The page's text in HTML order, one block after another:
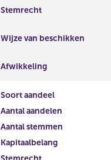
e
u
t
a
t
Stemrecht
Wijze van beschikken
Afwikkeling
Soort aandeel
Aantal aandelen
Aantal stemmen
Kapitaalbelang